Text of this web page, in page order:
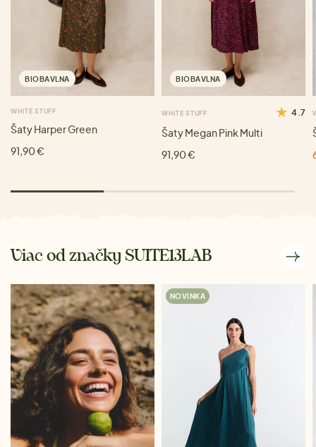
BIOBAVLNA
WHITE STUFF
Šaty Harper Green
91,90 €
BIOBAVLNA
WHITE STUFF 4.7
Šaty Megan Pink Multi
91,90 €
Viac od značky SUITE13LAB
NOVINKA